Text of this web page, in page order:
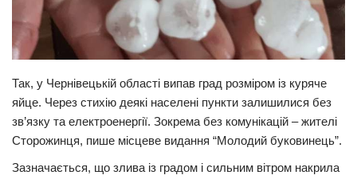
Наука
Технології
Історії
Рецепти
Привітання
Здоров’я
Події
Так, у Чернівецькій області випав град розміром із куряче
яйце. Через стихію деякі населені пункти залишилися без
зв’язку та електроенергії. Зокрема без комунікацій – жителі
Сторожинця, пише місцеве видання “Молодий буковинець”.
Зазначається, що злива із градом і сильним вітром накрила